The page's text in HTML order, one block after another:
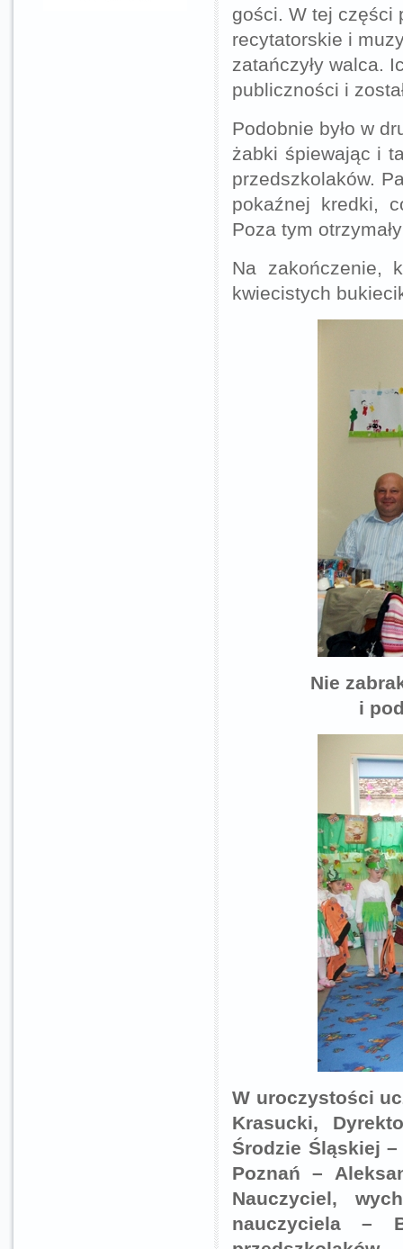
gości. W tej części
recytatorskie i
zatańczyły walca.
publiczności i
Podobnie było w
żabki śpiewając i
przedszkolaków.
pokaźnej kredki,
Poza tym
Na zakończenie,
kwiecistych
Nie
i
W uroczystości
Krasucki,
Środzie Śląskiej
Poznań –
Nauczyciel,
nauczyciela –